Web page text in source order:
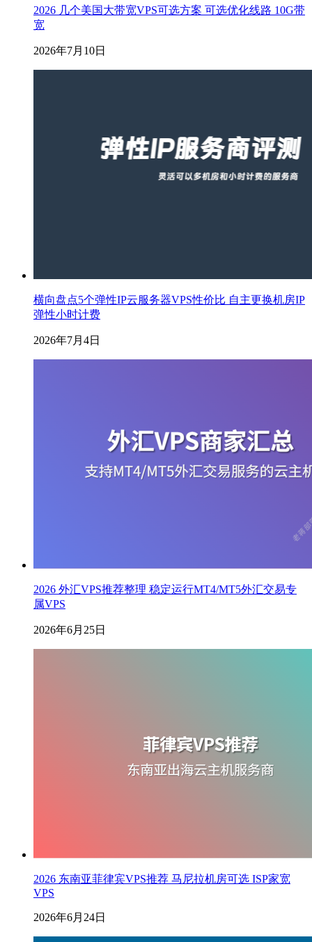
2026 几个美国大带宽VPS可选方案 可选优化线路 10G带
宽
2026年7月10日
横向盘点5个弹性IP云服务器VPS性价比 自主更换机房IP
弹性小时计费
2026年7月4日
2026 外汇VPS推荐整理 稳定运行MT4/MT5外汇交易专
属VPS
2026年6月25日
2026 东南亚菲律宾VPS推荐 马尼拉机房可选 ISP家宽
VPS
2026年6月24日